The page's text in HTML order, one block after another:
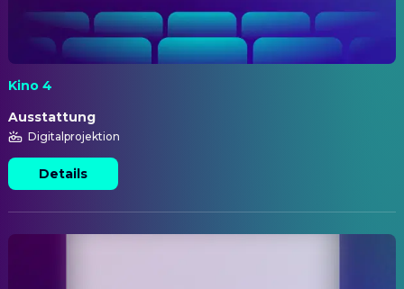
Kino 4
Ausstattung
Digitalprojektion
Details